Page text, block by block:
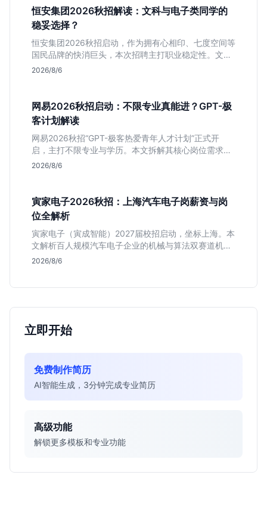
恒安集团2026秋招解读：文科与电子类同学的
稳妥选择？
恒安集团2026秋招启动，作为拥有心相印、七度空间等
国民品牌的快消巨头，本次招聘主打职业稳定性。文章
深度解析管培生项目，明确文商科主攻品牌营销、理工
2026/8/6
网易2026秋招启动：不限专业真能进？GPT-极
客计划解读
网易2026秋招“GPT-极客热爱青年人才计划”正式开
启，主打不限专业与学历。本文拆解其核心岗位需求
（技术研发、游戏策划、算法），分析非科班同学的投
2026/8/6
寅家电子2026秋招：上海汽车电子岗薪资与岗
位全解析
寅家电子（寅成智能）2027届校招启动，坐标上海。本
文解析百人规模汽车电子企业的机械与算法双赛道机
会，分析薪资面议背后的含金量及应届生成长路径，助
2026/8/6
立即开始
免费制作简历
AI智能生成，3分钟完成专业简历
高级功能
解锁更多模板和专业功能